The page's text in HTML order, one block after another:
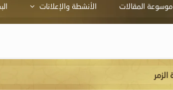
موسوعة المقالات الأنشطة والإعلانات